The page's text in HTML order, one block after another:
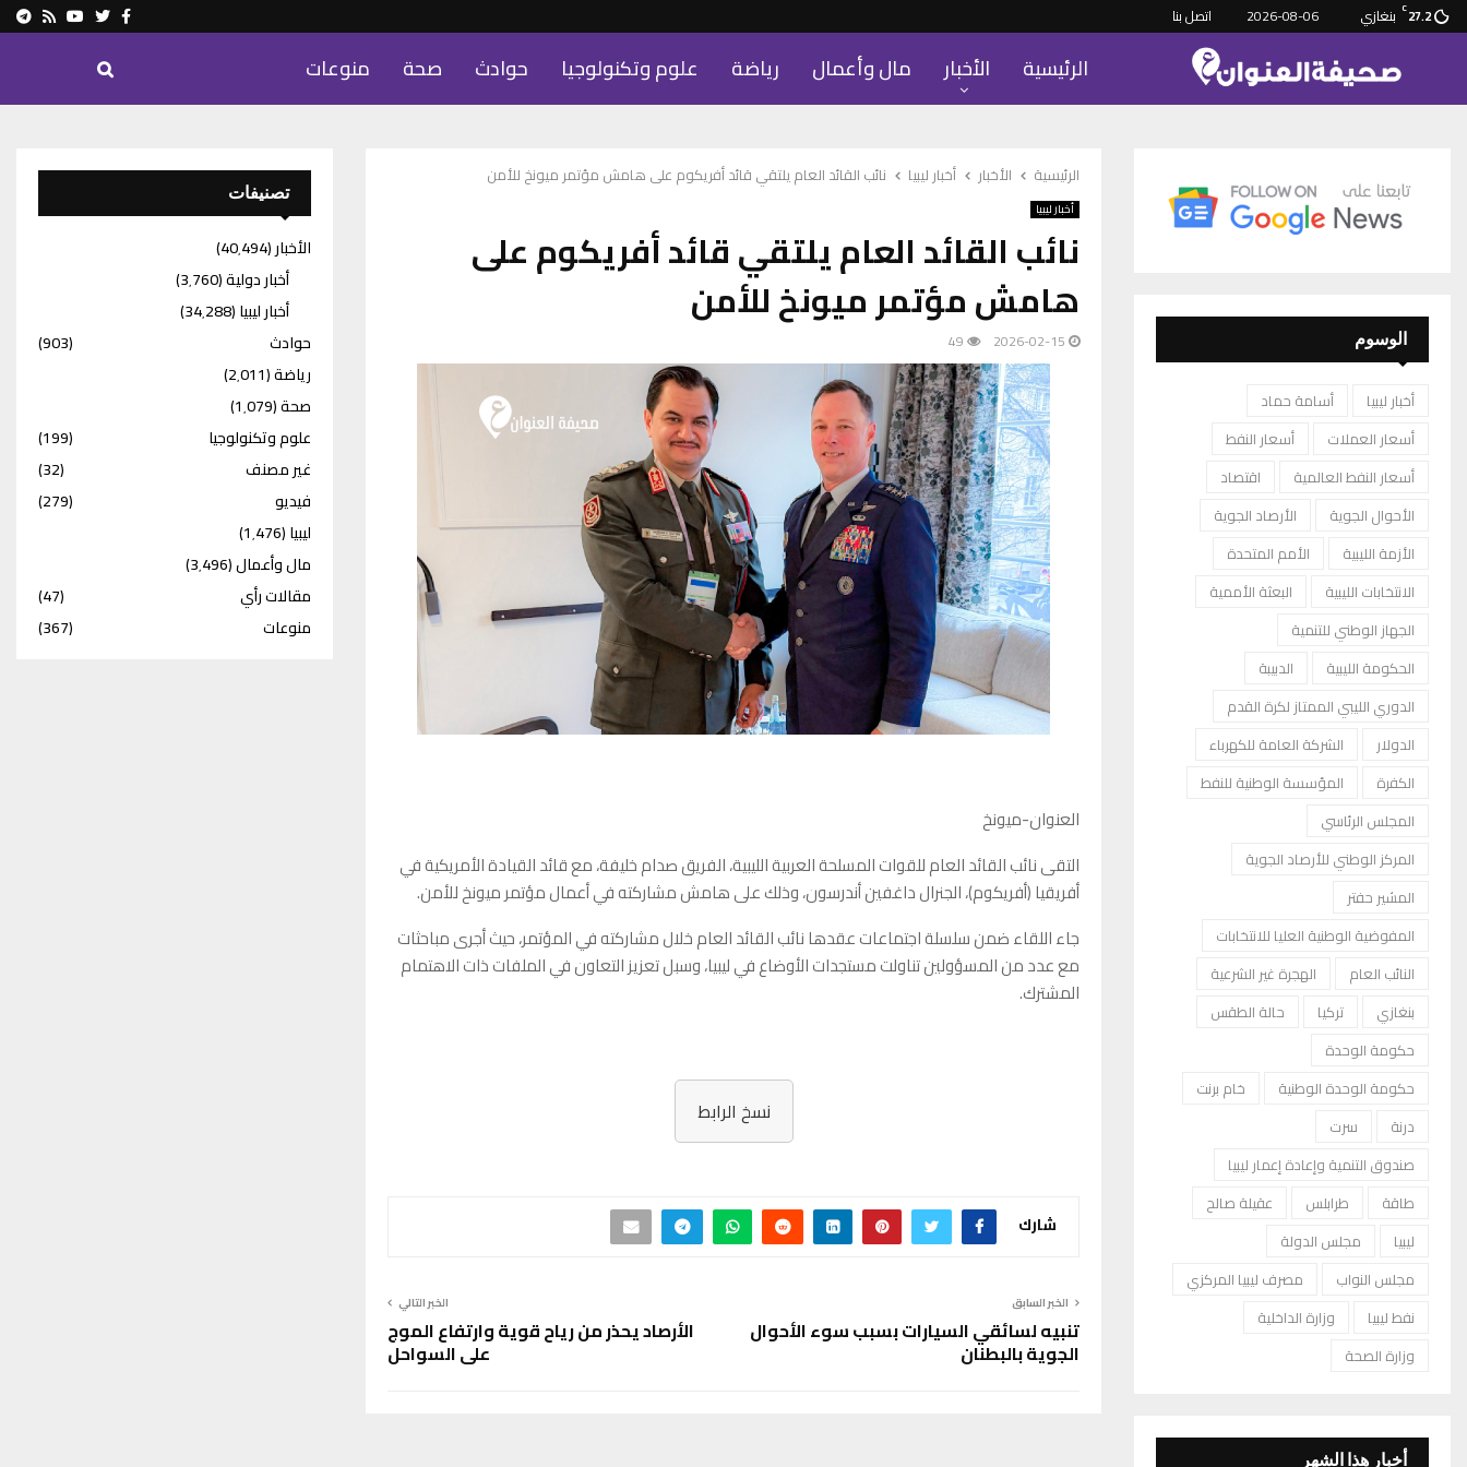
27.2
C بنغازي 2026-08-06 اتصل بنا Facebook
Twitter
Youtube
Rss
الرئيسية الأخبار مال وأعمال رياضة علوم وتكنولوجيا حوادث صحة منوعات
الرئيسية الأخبار أخبار ليبيا نائب القائد العام يلتقي قائد أفريكوم على هامش مؤتمر ميونخ للأمن
أخبار ليبيا
نائب القائد العام يلتقي قائد أفريكوم على
هامش مؤتمر ميونخ للأمن
2026-02-15
49
العنوان-ميونخ
التقى نائب القائد العام للقوات المسلحة العربية الليبية، الفريق صدام خليفة، مع قائد القيادة الأمريكية في
أفريقيا (أفريكوم)، الجنرال داغفين أندرسون، وذلك على هامش مشاركته في أعمال مؤتمر ميونخ للأمن.
جاء اللقاء ضمن سلسلة اجتماعات عقدها نائب القائد العام خلال مشاركته في المؤتمر، حيث أجرى مباحثات
مع عدد من المسؤولين تناولت مستجدات الأوضاع في ليبيا، وسبل تعزيز التعاون في الملفات ذات الاهتمام
المشترك.
نسخ الرابط
شارك
الخبر السابق
تنبيه لسائقي السيارات بسبب سوء الأحوال
الجوية بالبطنان
الخبر التالي
الأرصاد يحذر من رياح قوية وارتفاع الموج
على السواحل
الوسوم
أخبار ليبيا
أسامة حماد
أسعار العملات
أسعار النفط
أسعار النفط العالمية
اقتصاد
الأحوال الجوية
الأرصاد الجوية
الأزمة الليبية
الأمم المتحدة
الانتخابات الليبية
البعثة الأممية
الجهاز الوطني للتنمية
الحكومة الليبية
الدبيبة
الدوري الليبي الممتاز لكرة القدم
الدولار
الشركة العامة للكهرباء
الكفرة
المؤسسة الوطنية للنفط
المجلس الرئاسي
المركز الوطني للأرصاد الجوية
المشير حفتر
المفوضية الوطنية العليا للانتخابات
النائب العام
الهجرة غير الشرعية
بنغازي
تركيا
حالة الطقس
حكومة الوحدة
حكومة الوحدة الوطنية
خام برنت
درنة
سرت
صندوق التنمية وإعادة إعمار ليبيا
طاقة
طرابلس
عقيلة صالح
ليبيا
مجلس الدولة
مجلس النواب
مصرف ليبيا المركزي
نفط ليبيا
وزارة الداخلية
وزارة الصحة
أخبار هذا الشهر
تصنيفات
الأخبار(40٬494)
أخبار دولية(3٬760)
أخبار ليبيا(34٬288)
حوادث
(903)
رياضة(2٬011)
صحة(1٬079)
علوم وتكنولوجيا
(199)
غير مصنف
(32)
فيديو
(279)
ليبيا(1٬476)
مال وأعمال(3٬496)
مقالات رأي
(47)
منوعات
(367)